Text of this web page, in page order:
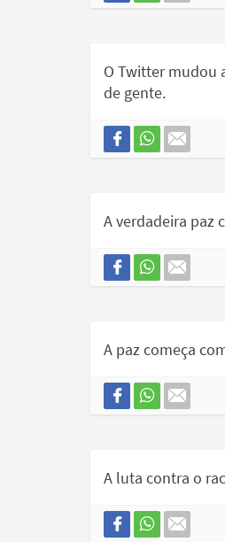
O Twitter mudou
de gente.
A verdadeira paz
A paz começa
A luta contra o